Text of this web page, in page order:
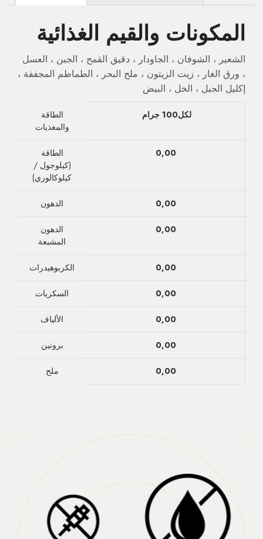
المكونات والقيم الغذائية
الشعير ، الشوفان ، الجاودار ، دقيق القمح ، الجبن ، العسل
، ورق الغار ، زيت الزيتون ، ملح البحر ، الطماطم المجففة ،
إكليل الجبل ، الخل ، البيض
الطاقة
والمغذيات
لكل100 جرام
الطاقة
(كيلوجول /
كيلوكالوري)
0,00
الدهون 0,00
الدهون
المشبعة
0,00
الكربوهيدرات 0,00
السكريات 0,00
الألياف 0,00
بروتين 0,00
ملح 0,00